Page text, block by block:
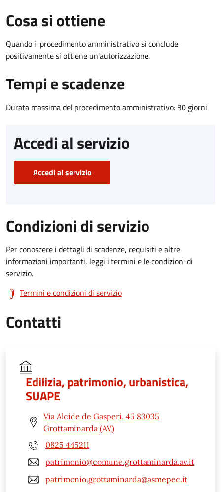
Cosa si ottiene
Quando il procedimento amministrativo si conclude
positivamente si ottiene un'autorizzazione.
Tempi e scadenze
Durata massima del procedimento amministrativo: 30 giorni
Accedi al servizio
Accedi al servizio
Condizioni di servizio
Per conoscere i dettagli di scadenze, requisiti e altre
informazioni importanti, leggi i termini e le condizioni di
servizio.
Termini e condizioni di servizio
Contatti
Edilizia, patrimonio, urbanistica,
SUAPE
Via Alcide de Gasperi, 45 83035
Grottaminarda (AV)
0825 445211
patrimonio@comune.grottaminarda.av.it
patrimonio.grottaminarda@asmepec.it